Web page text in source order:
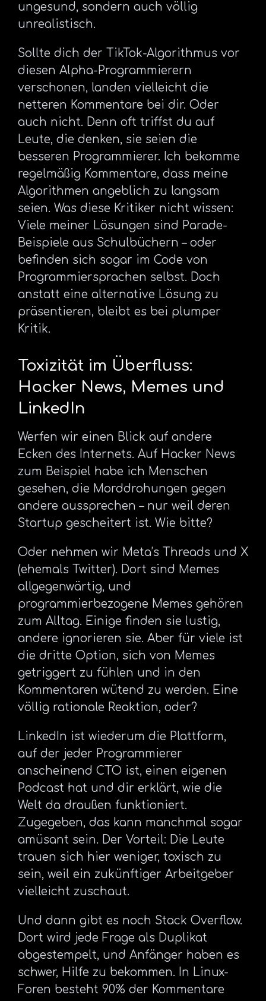
ungesund, sondern auch völlig
unrealistisch.
Sollte dich der TikTok-Algorithmus vor
diesen Alpha-Programmierern
verschonen, landen vielleicht die
netteren Kommentare bei dir. Oder
auch nicht. Denn oft triffst du auf
Leute, die denken, sie seien die
besseren Programmierer. Ich bekomme
regelmäßig Kommentare, dass meine
Algorithmen angeblich zu langsam
seien. Was diese Kritiker nicht wissen:
Viele meiner Lösungen sind Parade-
Beispiele aus Schulbüchern – oder
befinden sich sogar im Code von
Programmiersprachen selbst. Doch
anstatt eine alternative Lösung zu
präsentieren, bleibt es bei plumper
Kritik.
Toxizität im Überfluss:
Hacker News, Memes und
LinkedIn
Werfen wir einen Blick auf andere
Ecken des Internets. Auf Hacker News
zum Beispiel habe ich Menschen
gesehen, die Morddrohungen gegen
andere aussprechen – nur weil deren
Startup gescheitert ist. Wie bitte?
Oder nehmen wir Meta’s Threads und X
(ehemals Twitter). Dort sind Memes
allgegenwärtig, und
programmierbezogene Memes gehören
zum Alltag. Einige finden sie lustig,
andere ignorieren sie. Aber für viele ist
die dritte Option, sich von Memes
getriggert zu fühlen und in den
Kommentaren wütend zu werden. Eine
völlig rationale Reaktion, oder?
LinkedIn ist wiederum die Plattform,
auf der jeder Programmierer
anscheinend CTO ist, einen eigenen
Podcast hat und dir erklärt, wie die
Welt da draußen funktioniert.
Zugegeben, das kann manchmal sogar
amüsant sein. Der Vorteil: Die Leute
trauen sich hier weniger, toxisch zu
sein, weil ein zukünftiger Arbeitgeber
vielleicht zuschaut.
Und dann gibt es noch Stack Overflow.
Dort wird jede Frage als Duplikat
abgestempelt, und Anfänger haben es
schwer, Hilfe zu bekommen. In Linux-
Foren besteht 90% der Kommentare